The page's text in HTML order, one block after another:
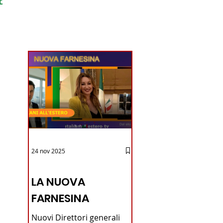
LA NUOVA
FARNESINA
Nuovi Direttori generali
24 nov 2025